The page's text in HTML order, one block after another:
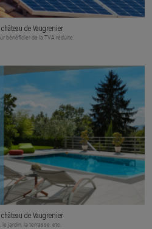
de Vaugrenier
bénéficier de la TVA réduite.
de Vaugrenier
jardin, la terrasse, etc.